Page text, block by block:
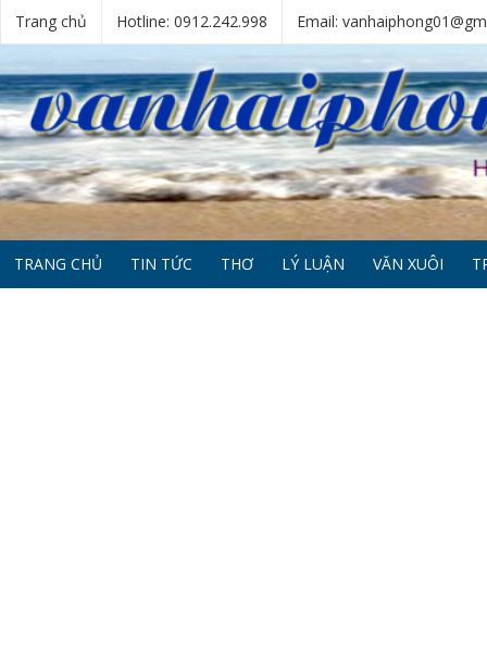
Trang chủ Hotline: 0912.242.998 Email:
TRANG CHỦ TIN TỨC THƠ LÝ LUẬN VĂN XUÔI